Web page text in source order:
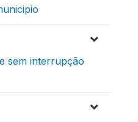
sem interrupção